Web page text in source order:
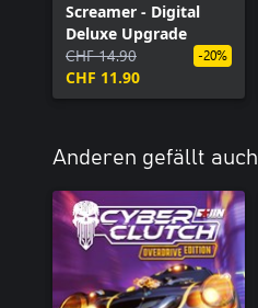
Screamer - Digital
Deluxe Upgrade
CHF 14.90
CHF 11.90
-20%
Anderen gefällt auch